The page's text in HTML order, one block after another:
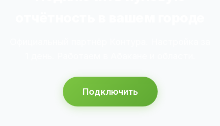
Подключить